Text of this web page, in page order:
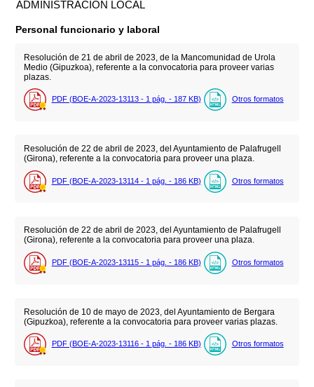
ADMINISTRACIÓN LOCAL
Personal funcionario y laboral
Resolución de 21 de abril de 2023, de la Mancomunidad de Urola
Medio (Gipuzkoa), referente a la convocatoria para proveer varias
plazas.
PDF (BOE-A-2023-13113 - 1 pág. - 187 KB) Otros formatos
Resolución de 22 de abril de 2023, del Ayuntamiento de Palafrugell
(Girona), referente a la convocatoria para proveer una plaza.
PDF (BOE-A-2023-13114 - 1 pág. - 186 KB) Otros formatos
Resolución de 22 de abril de 2023, del Ayuntamiento de Palafrugell
(Girona), referente a la convocatoria para proveer una plaza.
PDF (BOE-A-2023-13115 - 1 pág. - 186 KB) Otros formatos
Resolución de 10 de mayo de 2023, del Ayuntamiento de Bergara
(Gipuzkoa), referente a la convocatoria para proveer varias plazas.
PDF (BOE-A-2023-13116 - 1 pág. - 186 KB) Otros formatos